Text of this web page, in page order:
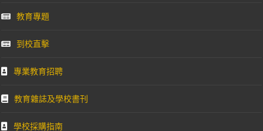
教育專題
到校直擊
專業教育招聘
教育雜誌及學校書刊
學校採購指南